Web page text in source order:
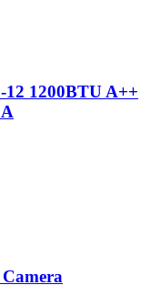
1200BTU A++